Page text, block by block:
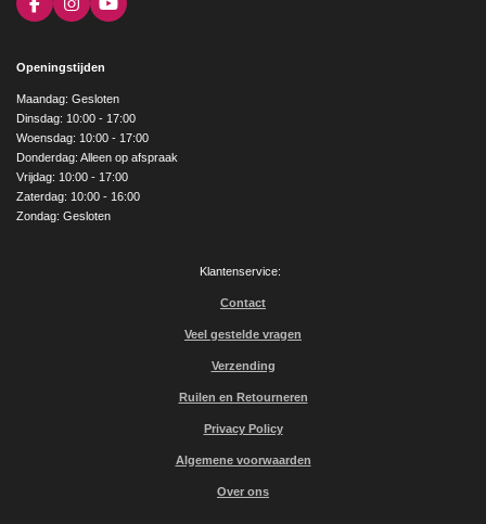
F
a
b
o
k
I
n
a
g
r
a
m
Y
o
e
Openingstijden
Maandag: Gesloten
Dinsdag: 10:00 - 17:00
Woensdag: 10:00 - 17:00
Donderdag: Alleen op afspraak
Vrijdag: 10:00 - 17:00
Zaterdag: 10:00 - 16:00
Zondag: Gesloten
Klantenservice:
Contact
Veel gestelde vragen
Verzending
Ruilen en Retourneren
Privacy Policy
Algemene voorwaarden
Over ons